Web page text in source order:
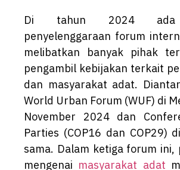
Di tahun 2024 ada
penyelenggaraan forum
melibatkan banyak pihak
pengambil kebijakan terkait
dan masyarakat adat.
World Urban Forum (WUF) di
November 2024 dan
Parties (COP16 dan COP29)
sama. Dalam ketiga forum ini,
mengenai masyarakat adat